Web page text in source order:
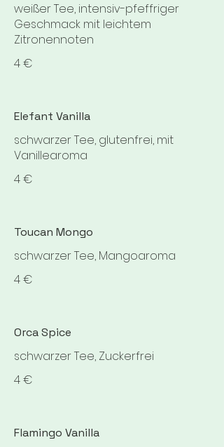
weißer Tee, intensiv-pfeffriger
Geschmack mit leichtem
Zitronennoten
4 €
Elefant Vanilla
schwarzer Tee, glutenfrei, mit
Vanillearoma
4 €
Toucan Mongo
schwarzer Tee, Mangoaroma
4 €
Orca Spice
schwarzer Tee, Zuckerfrei
4 €
Flamingo Vanilla